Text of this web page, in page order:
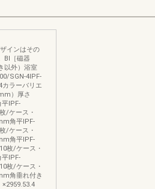
インはその
BⅠ［磁器
以外）浴室
SGN‐4IPF‐
カラーバリエ
）厚さ
IPF‐
/ケース・
角平IPF‐
/ケース・
角平IPF‐
枚/ケース・
IPF‐
枚/ケース・
角垂れ付き
×2959.53.4